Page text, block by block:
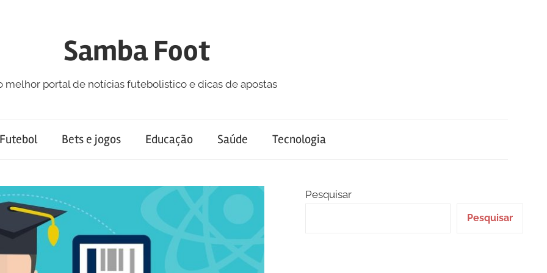
Samba Foot
melhor portal de notícias futebolistico e dicas de apostas
Futebol Bets e jogos Educação Saúde Tecnologia
Pesquisar
Pesquisar